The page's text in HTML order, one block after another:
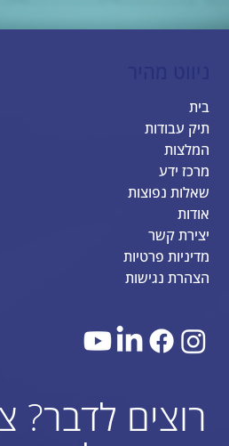
בית
תיק עבודות
המלצות
מרכז ידע
שאלות נפוצות
אודות
יצירת קשר
מדיניות פרטיות
הצהרת נגישות
רוצים לדבר?